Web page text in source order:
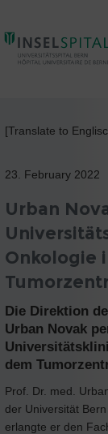
[Translate to
23. February 2022
Urban
Onkologie
Die Direktion
Urban Novak
dem
Prof. Dr. med.
der Universität
erlangte er den